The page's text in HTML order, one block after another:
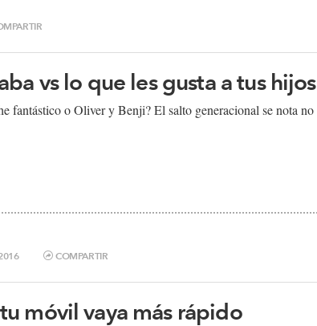
vs lo que les gusta a tus hijos
fantástico o Oliver y Benji? El salto generacional se nota no
COMPARTIR
móvil vaya más rápido